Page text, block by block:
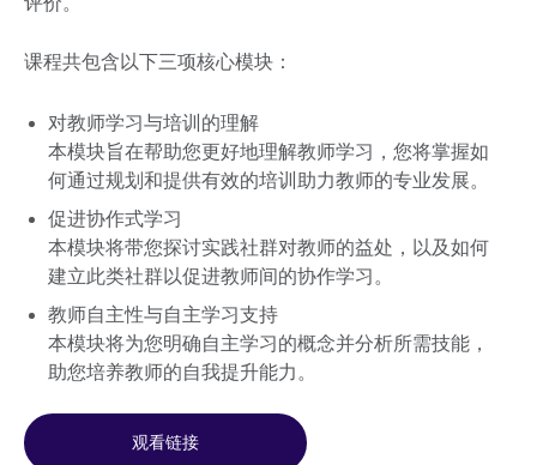
课程共包含以下三项核心模块：
对教师学习与培训的理解
本模块旨在帮助您更好地理解教师学习，您将掌握如
何通过规划和提供有效的培训助力教师的专业发展。
促进协作式学习
本模块将带您探讨实践社群对教师的益处，以及如何
建立此类社群以促进教师间的协作学习。
教师自主性与自主学习支持
本模块将为您明确自主学习的概念并分析所需技能，
助您培养教师的自我提升能力。
观看链接